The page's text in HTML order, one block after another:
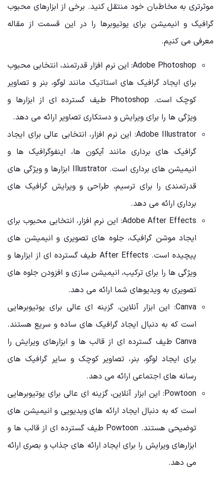
موثرتری به مخاطبان خود منتقل کنید. برخی از ابزارهای محبوب
گرافیک و انیمیشن برای یوتیوبرها را در این قسمت از مقاله
معرفی می کنیم.
Adobe Photoshop: این نرم افزار قدرتمند، انتخابی محبوب
برای ایجاد گرافیک های استاتیک مانند لوگو، بنر و تصاویر
کوچک است. Photoshop طیف گسترده ای از ابزارها و
ویژگی ها را برای ویرایش و دستکاری تصاویر ارائه می دهد.
Adobe Illustrator: این نرم افزار، انتخابی عالی برای ایجاد
گرافیک های برداری مانند آیکون ها، اینفوگرافیک ها و
انیمیشن های برداری است. Illustrator ابزارها و ویژگی های
قدرتمندی را برای ترسیم، طراحی و ویرایش گرافیک های
برداری ارائه می دهد.
Adobe After Effects: این نرم افزار، انتخابی محبوب برای
ایجاد موشن گرافیک، جلوه های تصویری و انیمیشن های
پیچیده است. After Effects طیف گسترده ای از ابزارها و
ویژگی ها را برای ترکیب، انیمیشن سازی و افزودن جلوه های
تصویری به ویدیوهای شما ارائه می دهد.
Canva: این ابزار آنلاین، گزینه ای عالی برای یوتیوبرهایی
است که به دنبال ایجاد گرافیک های ساده و سریع هستند.
Canva طیف گسترده ای از قالب ها و ابزارهای ویرایش را
برای ایجاد لوگو، بنر، تصاویر کوچک و سایر گرافیک های
رسانه های اجتماعی ارائه می دهد.
Powtoon: این ابزار آنلاین، گزینه ای عالی برای یوتیوبرهایی
است که به دنبال ایجاد ارائه های ویدیویی و انیمیشن های
توضیحی هستند. Powtoon طیف گسترده ای از قالب ها و
ابزارهای ویرایش را برای ایجاد ارائه های جذاب و بصری ارائه
می دهد.